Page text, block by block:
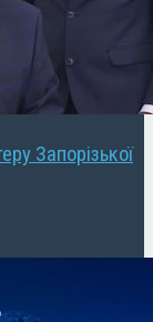
Запорізької